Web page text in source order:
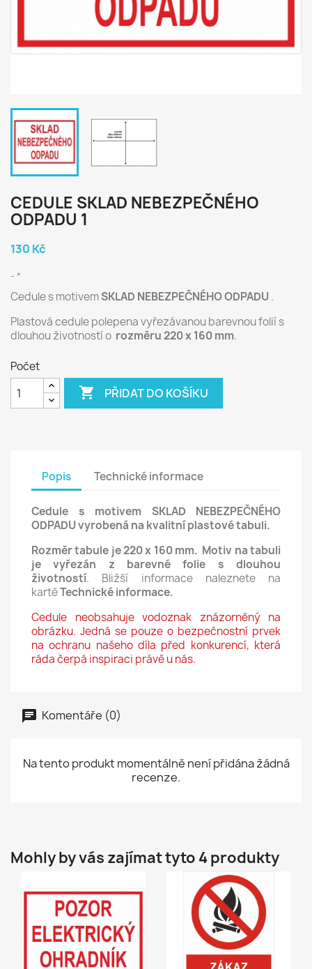
CEDULE SKLAD NEBEZPEČNÉHO
ODPADU 1
130 Kč
*
Cedule s motivemSKLAD NEBEZPEČNÉHO ODPADU .
Plastová cedule polepena vyřezávanou barevnou folií s
dlouhou životností o rozměru 220 x 160 mm.
Počet
 PŘIDAT DO KOŠÍKU
Popis Technické informace
Cedule s motivem SKLAD NEBEZPEČNÉHO
ODPADU vyrobená na kvalitní plastové tabuli.
Rozměr tabule je 220 x 160 mm. Motiv na tabuli
je vyřezán z barevné
folie s dlouhou
životností. Bližší informace naleznete na
kartěTechnické informace.
Cedule neobsahuje vodoznak znázorněný na
obrázku. Jedná se pouze o bezpečnostní prvek
na ochranu našeho díla před konkurencí, která
ráda čerpá inspiraci právě u nás.
Komentáře (0)
Na tento produkt momentálně není přidána žádná
recenze.
Mohly by vás zajímat tyto 4 produkty